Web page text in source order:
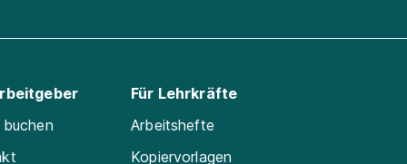
Für Lehrkräfte
Arbeitshefte
Kopiervorlagen